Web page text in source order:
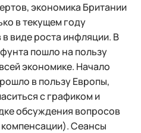
экономика Британии
в текущем году
в виде роста инфляции. В
пошло на пользу
экономике. Начало
в пользу Европы,
с графиком и
обсуждения вопросов
Сеансы